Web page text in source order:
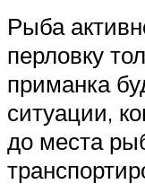
Рыба
перловку
приманка
ситуации,
до места